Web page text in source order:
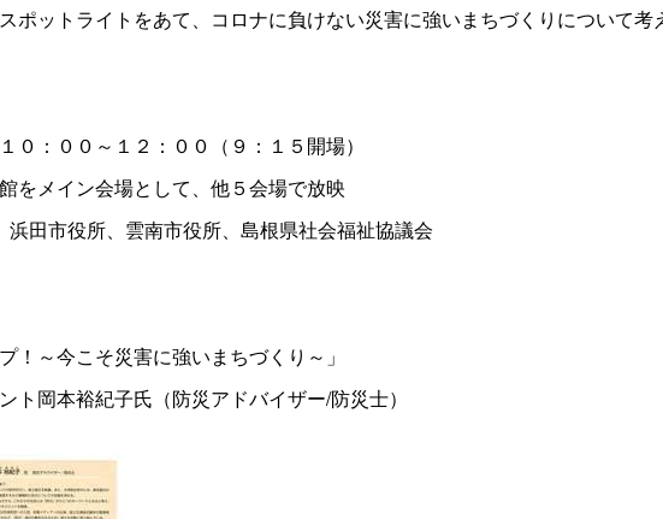
ポットライトをあて、コロナに負けない災害に強いまちづくりについて考
：００～１２：００（９：１５開場）
をメイン会場として、他５会場で放映
田市役所、雲南市役所、島根県社会福祉協議会
～今こそ災害に強いまちづくり～」
岡本裕紀子氏（防災アドバイザー/防災士）